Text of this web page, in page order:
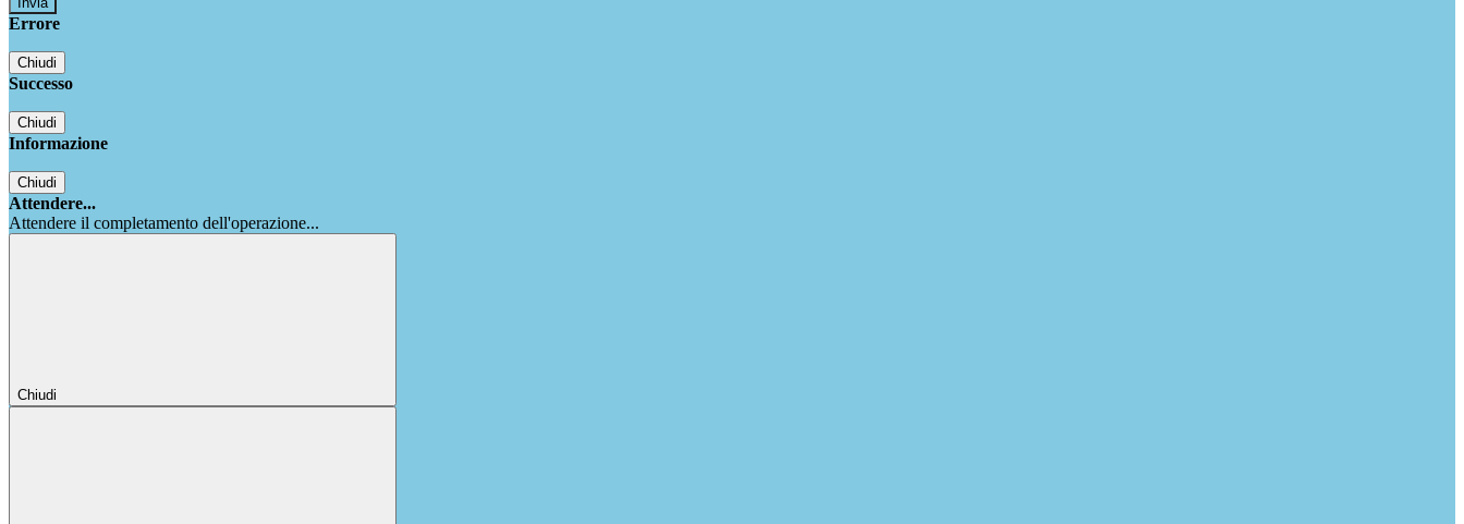
Errore
Chiudi
Successo
Chiudi
Informazione
Chiudi
Attendere...
Attendere il completamento dell'operazione...
Chiudi